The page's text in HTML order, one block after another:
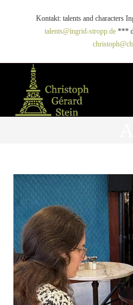
Kontakt: talents and characters
talents@ingrid-stropp.de***